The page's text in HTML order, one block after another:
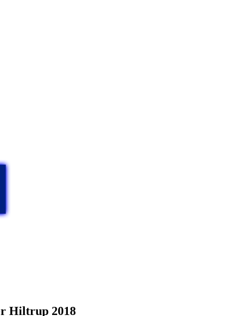
Hiltrup 2018